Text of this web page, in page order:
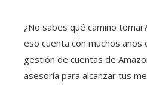
¿No sabes qué camino
eso cuenta con muchos años
gestión de cuentas de
asesoría para alcanzar tus